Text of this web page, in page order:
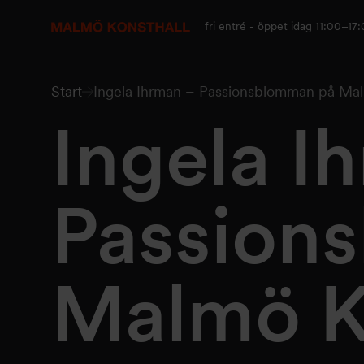
Tillgänglighetsredogörelse
fri entré - öppet idag
Start Ingela Ihrman – Passionsblomman på
Ingela
Malmö